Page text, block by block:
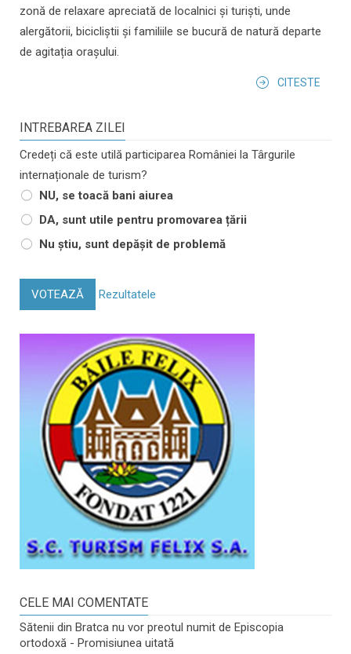
zonă de relaxare apreciată de localnici și turiști, unde
alergătorii, bicicliștii și familiile se bucură de natură departe
de agitația orașului.
CITESTE
INTREBAREA ZILEI
Credeți că este utilă participarea României la Târgurile
internaționale de turism?
NU, se toacă bani aiurea
DA, sunt utile pentru promovarea țării
Nu știu, sunt depășit de problemă
VOTEAZĂ Rezultatele
CELE MAI COMENTATE
Sătenii din Bratca nu vor preotul numit de Episcopia
ortodoxă - Promisiunea uitată